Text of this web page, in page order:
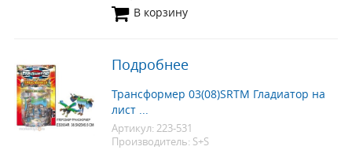
В корзину
Подробнее
Трансформер 03(08)SRTM Гладиатор на
лист ...
Артикул: 223-531
Производитель: S+S